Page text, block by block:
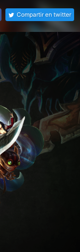
Compartir en twitter